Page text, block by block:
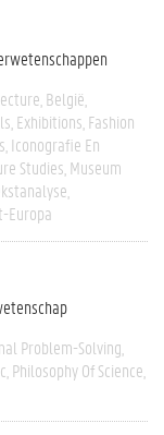
België
Exhibitions Fashion
Iconografie En
Studies Museum
Europa
Problem-Solving
Philosophy Of Science